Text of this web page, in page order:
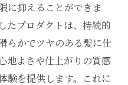
に抑えることができま
たプロダクトは、持続的
らかでツヤのある髪に仕
地よさや仕上がりの質感
験を提供します。これに